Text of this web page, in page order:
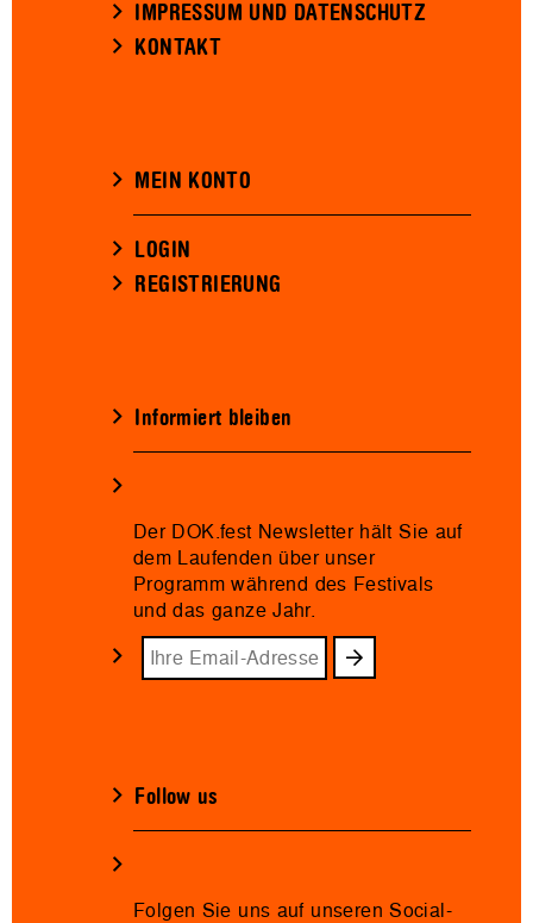
IMPRESSUM UND DATENSCHUTZ
KONTAKT
MEIN KONTO
LOGIN
REGISTRIERUNG
Informiert bleiben
Der DOK.fest Newsletter hält Sie auf
dem Laufenden über unser
Programm während des Festivals
und das ganze Jahr.
Follow us
Folgen Sie uns auf unseren Social-